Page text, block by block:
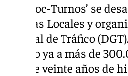
‘Los Noc-Turnos’ se
Policías Locales y
General de Tráfico
llegado ya a más de
más de veinte años de